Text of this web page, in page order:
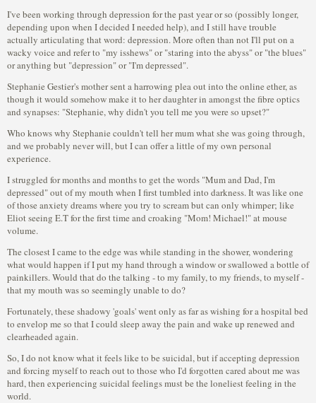
I've been working through depression for the past year or so (possibly longer,
depending upon when I decided I needed help), and I still have trouble
actually articulating that word: depression. More often than not I'll put on a
wacky voice and refer to "my isshews" or "staring into the abyss" or "the blues"
or anything but "depression" or "I'm depressed".
Stephanie Gestier's mother sent a harrowing plea out into the online ether, as
though it would somehow make it to her daughter in amongst the fibre optics
and synapses: "Stephanie, why didn't you tell me you were so upset?"
Who knows why Stephanie couldn't tell her mum what she was going through,
and we probably never will, but I can offer a little of my own personal
experience.
I struggled for months and months to get the words "Mum and Dad, I'm
depressed" out of my mouth when I first tumbled into darkness. It was like one
of those anxiety dreams where you try to scream but can only whimper; like
Eliot seeing E.T for the first time and croaking "Mom! Michael!" at mouse
volume.
The closest I came to the edge was while standing in the shower, wondering
what would happen if I put my hand through a window or swallowed a bottle of
painkillers. Would that do the talking - to my family, to my friends, to myself -
that my mouth was so seemingly unable to do?
Fortunately, these shadowy 'goals' went only as far as wishing for a hospital bed
to envelop me so that I could sleep away the pain and wake up renewed and
clearheaded again.
So, I do not know what it feels like to be suicidal, but if accepting depression
and forcing myself to reach out to those who I'd forgotten cared about me was
hard, then experiencing suicidal feelings must be the loneliest feeling in the
world.